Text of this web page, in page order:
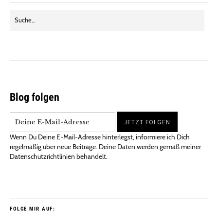
Blog folgen
Wenn Du Deine E-Mail-Adresse hinterlegst, informiere ich Dich
regelmäßig über neue Beiträge. Deine Daten werden gemäß meiner
Datenschutzrichtlinien behandelt.
FOLGE MIR AUF: